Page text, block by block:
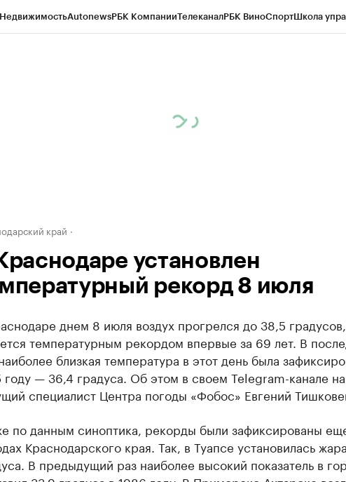
НедвижимостьAutonewsРБК КомпанииТелеканалРБК ВиноСпортШкола
край
установлен
рекорд 8 июля
днем 8 июля воздух прогрелся до 38,5
температурным рекордом впервые за 69 лет. В
близкая температура в этот день была
году — 36,4 градуса. Об этом в своем Telegram-канале
специалист Центра погоды «Фобос» Евгений
по данным синоптика, рекорды были зафиксированы
Краснодарского края. Так, в Туапсе установилась
В предыдущий раз наиболее высокий показатель в